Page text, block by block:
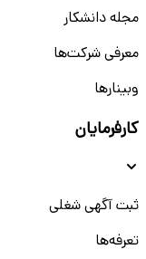
مجله دانشکار
معرفی شرکت‌ها
وبینار‌‌ها
کارفرمایان
ثبت آگهی شغلی
تعرفه‌ها